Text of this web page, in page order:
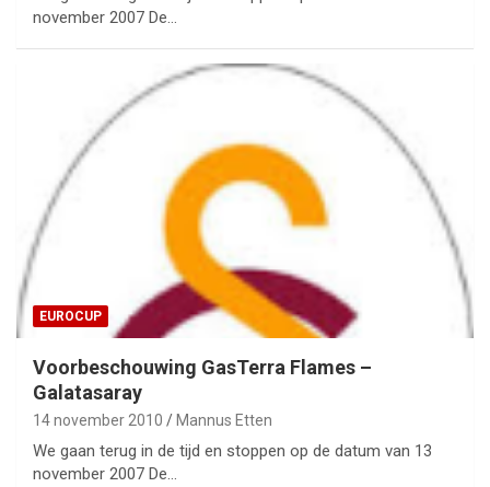
november 2007 De…
EUROCUP
Voorbeschouwing GasTerra Flames –
Galatasaray
14 november 2010 Mannus Etten
We gaan terug in de tijd en stoppen op de datum van 13
november 2007 De…